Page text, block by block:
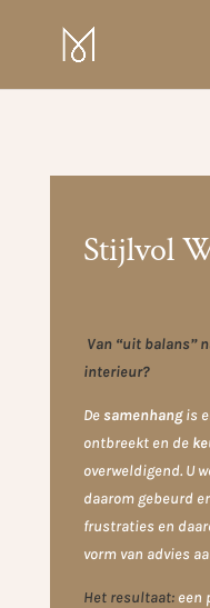
Stijlvol
Van “uit balans”
interieur?
De samenhangis
ontbreekt en de
overweldigend. U
daarom gebeurd
frustraties en
vorm van advies
Het resultaat:een